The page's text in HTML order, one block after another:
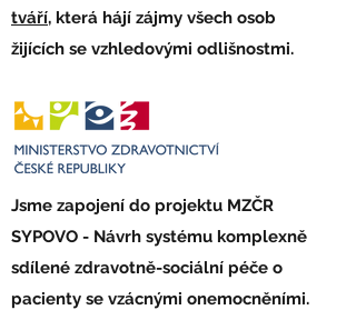
tváří, která hájí zájmy všech osob
žijících se vzhledovými odlišnostmi.
Jsme zapojení do projektu MZČR
SYPOVO - Návrh systému komplexně
sdílené zdravotně-sociální péče o
pacienty se vzácnými onemocněními.